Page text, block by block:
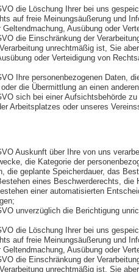
die Löschung Ihrer bei uns
auf freie Meinungsäußerung und
Geltendmachung, Ausübung oder
die Einschränkung der
unrechtmäßig ist, Sie
oder Verteidigung von
Ihre personenbezogenen Daten,
die Übermittlung an einen
sich bei einer Aufsichtsbehörde
Arbeitsplatzes oder unseres
Auskunft über Ihre von uns
die Kategorie der
die geplante Speicherdauer, das
eines Beschwerderechts,
einer automatisierten
unverzüglich die Berichtigung
die Löschung Ihrer bei uns
auf freie Meinungsäußerung und
Ausübung oder
die Einschränkung der
unrechtmäßig ist, Sie